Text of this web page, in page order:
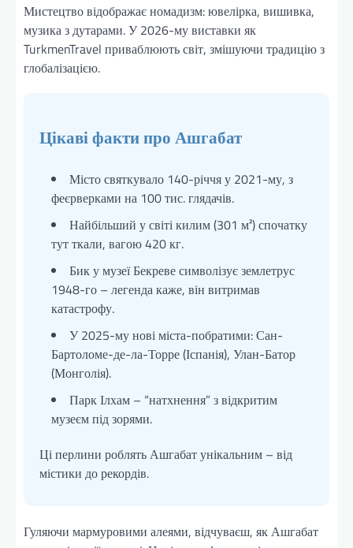
Мистецтво відображає номадизм: ювелірка, вишивка,
музика з дутарами. У 2026-му виставки як
TurkmenTravel приваблюють світ, змішуючи традицію з
глобалізацією.
Цікаві факти про Ашгабат
Місто святкувало 140-річчя у 2021-му, з
феєрверками на 100 тис. глядачів.
Найбільший у світі килим (301 м²) спочатку
тут ткали, вагою 420 кг.
Бик у музеї Бекреве символізує землетрус
1948-го – легенда каже, він витримав
катастрофу.
У 2025-му нові міста-побратими: Сан-
Бартоломе-де-ла-Торре (Іспанія), Улан-Батор
(Монголія).
Парк Ілхам – “натхнення” з відкритим
музеєм під зорями.
Ці перлини роблять Ашгабат унікальним – від
містики до рекордів.
Гуляючи мармуровими алеями, відчуваєш, як Ашгабат